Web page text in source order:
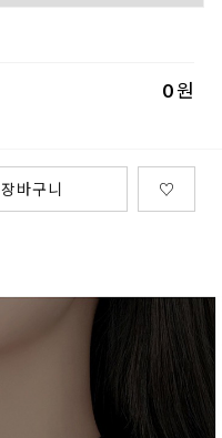
0원
장바구니 ♡